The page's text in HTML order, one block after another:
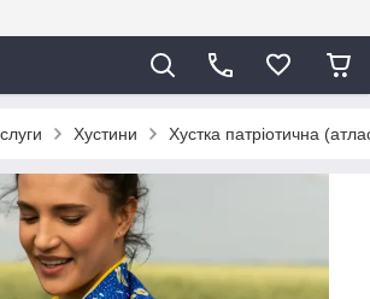
Хустини Хустка патріотична